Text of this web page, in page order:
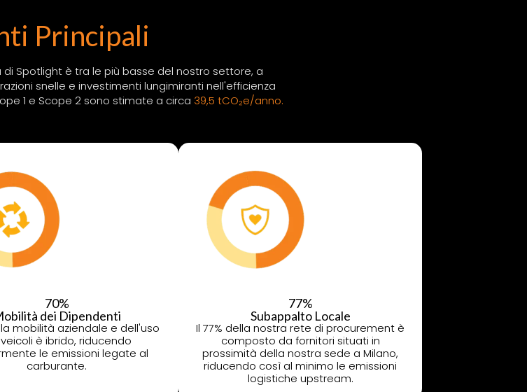
Principali
Spotlight è tra le più basse del nostro settore, a
snelle e investimenti lungimiranti nell'efficienza
1 e Scope 2 sono stimate a circa 39,5 tCO₂e/anno.
70%
dei Dipendenti
mobilità aziendale e dell'uso
è ibrido, riducendo
le emissioni legate al
carburante.
77%
Subappalto Locale
Il 77% della nostra rete di procurement è
composto da fornitori situati in
prossimità della nostra sede a Milano,
riducendo così al minimo le emissioni
logistiche upstream.